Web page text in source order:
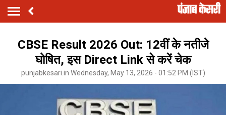
CBSE Result 2026 Out: 12वीं के नतीजे
घोषित, इस Direct Link से करें चेक
punjabkesari.in Wednesday, May 13, 2026 - 01:52 PM (IST)